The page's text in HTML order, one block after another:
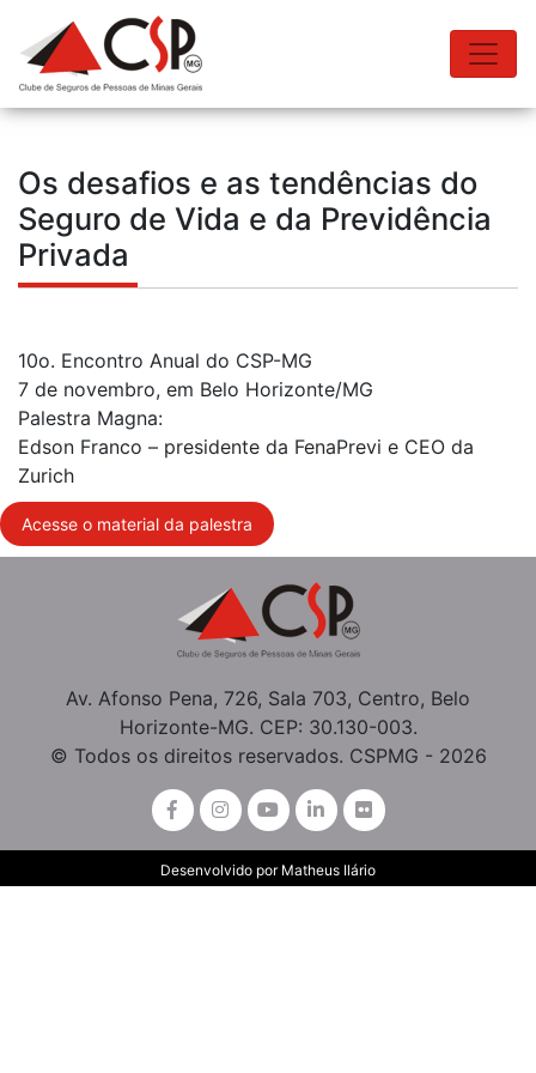
Os desafios e as tendências do
Seguro de Vida e da Previdência
Privada
10o. Encontro Anual do CSP-MG
7 de novembro, em Belo Horizonte/MG
Palestra Magna:
Edson Franco – presidente da FenaPrevi e CEO da
Zurich
Acesse o material da palestra
Av. Afonso Pena, 726, Sala 703, Centro, Belo
Horizonte-MG. CEP: 30.130-003.
© Todos os direitos reservados. CSPMG - 2026
Desenvolvido por Matheus Ilário